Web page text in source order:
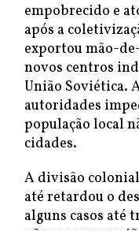
empobrecido e
após a
exportou mão-
novos centros
União Soviética.
autoridades
população local
cidades.
A divisão
até retardou o
alguns casos até